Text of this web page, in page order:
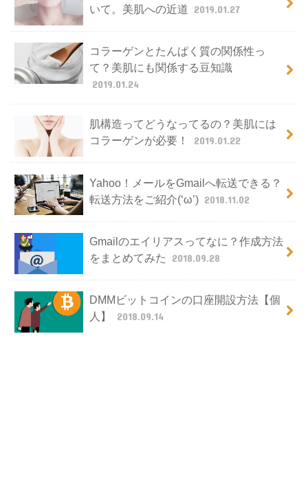
いて。美肌への近道 2019.01.27
コラーゲンとたんぱく質の関係性っ
て？美肌にも関係する豆知識
2019.01.24
肌構造ってどうなってるの？美肌には
コラーゲンが必要！
2019.01.22
Yahoo！メールをGmailへ転送できる？
転送方法をご紹介(‘ω’) 2018.11.02
Gmailのエイリアスってなに？作成方法
をまとめてみた
2018.09.28
DMMビットコインの口座開設方法【個
人】
2018.09.14